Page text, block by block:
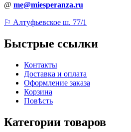
@ me@miesperanza.ru
⚐ Алтуфьевское ш. 77/1
Быстрые ссылки
Контакты
Доставка и оплата
Оформление заказа
Корзина
Повѣсть
Категории товаров